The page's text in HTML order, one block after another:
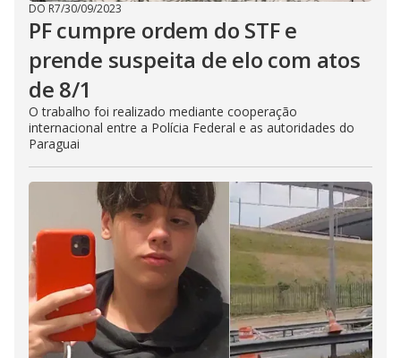
DO R7/30/09/2023
PF cumpre ordem do STF e
prende suspeita de elo com atos
de 8/1
O trabalho foi realizado mediante cooperação
internacional entre a Polícia Federal e as autoridades do
Paraguai